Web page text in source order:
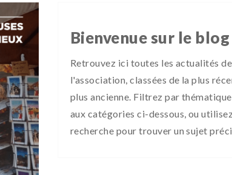
Bienvenue sur le blog
Retrouvez ici toutes les actualités de
l'association, classées de la plus
plus ancienne. Filtrez par
aux catégories ci-dessous, ou
recherche pour trouver un sujet